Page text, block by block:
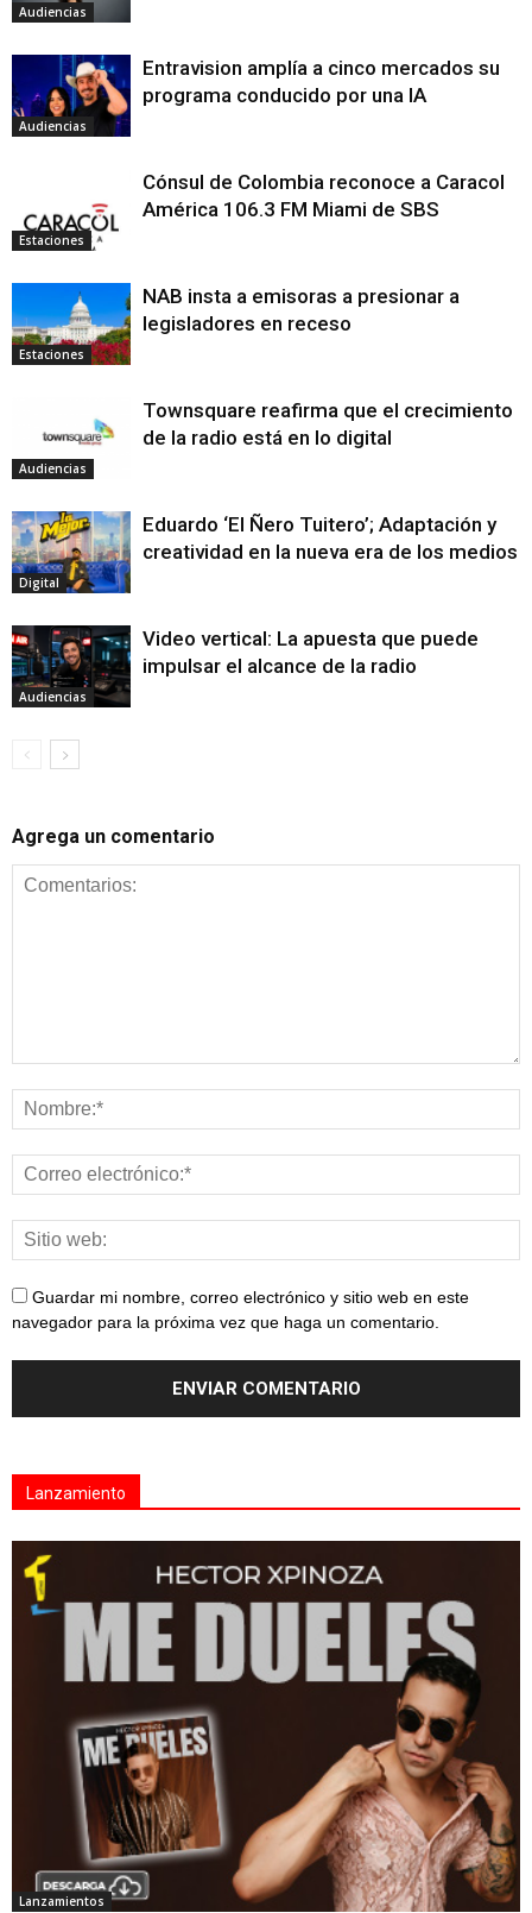
Audiencias
Audiencias
Entravision amplía a cinco mercados su
programa conducido por una IA
Estaciones
Cónsul de Colombia reconoce a Caracol
América 106.3 FM Miami de SBS
Estaciones
NAB insta a emisoras a presionar a
legisladores en receso
Audiencias
Townsquare reafirma que el crecimiento
de la radio está en lo digital
Digital
Eduardo ‘El Ñero Tuitero’; Adaptación y
creatividad en la nueva era de los medios
Audiencias
Video vertical: La apuesta que puede
impulsar el alcance de la radio
Agrega un comentario
Guardar mi nombre, correo electrónico y sitio web en este
navegador para la próxima vez que haga un comentario.
Lanzamiento
Lanzamientos